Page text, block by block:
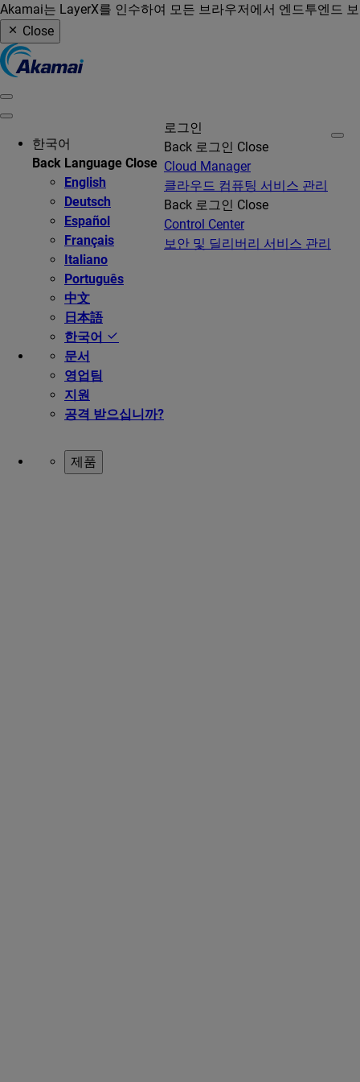
Akamai는 LayerX를 인수하여 모든 브라우저에서 엔드투엔드
Close
한국어
Back Language Close
English
Deutsch
Español
Français
Italiano
Português
中文
日本語
한국어
문서
영업팀
지원
공격 받으십니까?
로그인
Back 로그인 Close
Cloud Manager
클라우드 컴퓨팅 서비스 관리
Back 로그인 Close
Control Center
보안 및 딜리버리 서비스 관리
제품